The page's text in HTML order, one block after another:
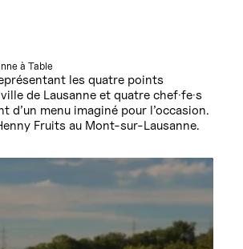
à Table
les quatre points
de Lausanne et quatre chef·fe·s
d’un menu imaginé pour l’occasion.
Fruits au Mont-sur-Lausanne.